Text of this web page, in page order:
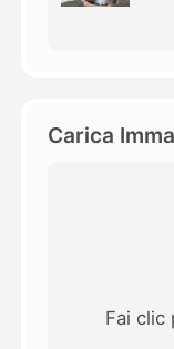
Carica
Fai clic